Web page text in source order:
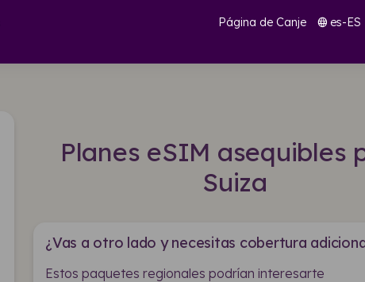
Página de Canje language es-ES
Planes eSIM asequibles
Suiza
¿Vas a otro lado y necesitas cobertura
Estos paquetes regionales podrían interesarte